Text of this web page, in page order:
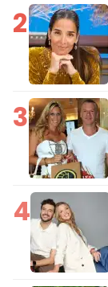
2
3
4